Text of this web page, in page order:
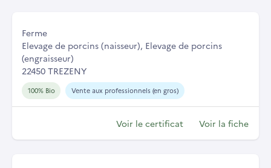
Ferme
Elevage de porcins (naisseur), Elevage de porcins
(engraisseur)
22450 TREZENY
100% Bio Vente aux professionnels (en gros)
Voir le certificat Voir la fiche